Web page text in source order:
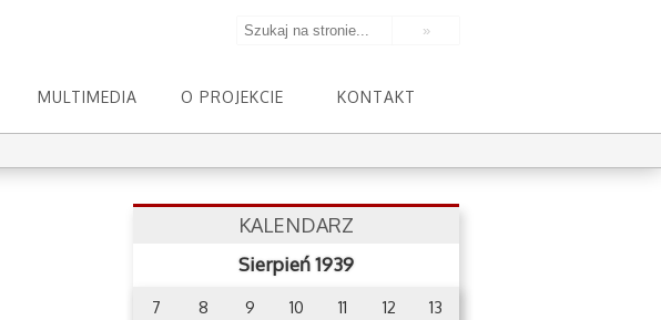
MULTIMEDIA O PROJEKCIE KONTAKT
KALENDARZ
Sierpień 1939
7 8 9 10 11 12 13